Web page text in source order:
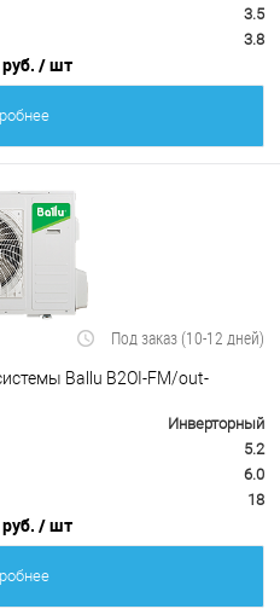
3.5
3.8
/ шт
Под заказ (10-12 дней)
Ballu B2OI-FM/out-
Инверторный
5.2
6.0
18
/ шт